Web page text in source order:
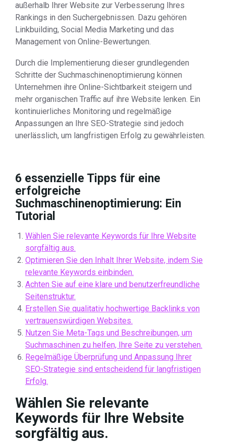
außerhalb Ihrer Website zur Verbesserung Ihres
Rankings in den Suchergebnissen. Dazu gehören
Linkbuilding, Social Media Marketing und das
Management von Online-Bewertungen.
Durch die Implementierung dieser grundlegenden
Schritte der Suchmaschinenoptimierung können
Unternehmen ihre Online-Sichtbarkeit steigern und
mehr organischen Traffic auf ihre Website lenken. Ein
kontinuierliches Monitoring und regelmäßige
Anpassungen an Ihre SEO-Strategie sind jedoch
unerlässlich, um langfristigen Erfolg zu gewährleisten.
6 essenzielle Tipps für eine
erfolgreiche
Suchmaschinenoptimierung: Ein
Tutorial
Wählen Sie relevante Keywords für Ihre Website
sorgfältig aus.
Optimieren Sie den Inhalt Ihrer Website, indem Sie
relevante Keywords einbinden.
Achten Sie auf eine klare und benutzerfreundliche
Seitenstruktur.
Erstellen Sie qualitativ hochwertige Backlinks von
vertrauenswürdigen Websites.
Nutzen Sie Meta-Tags und Beschreibungen, um
Suchmaschinen zu helfen, Ihre Seite zu verstehen.
Regelmäßige Überprüfung und Anpassung Ihrer
SEO-Strategie sind entscheidend für langfristigen
Erfolg.
Wählen Sie relevante
Keywords für Ihre Website
sorgfältig aus.